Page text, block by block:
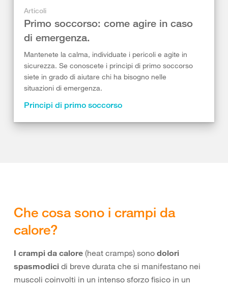
Articoli
Primo soccorso: come agire in caso
di emergenza.
Mantenete la calma, individuate i pericoli e agite in
sicurezza. Se conoscete i principi di primo soccorso
siete in grado di aiutare chi ha bisogno nelle
situazioni di emergenza.
Principi di primo soccorso
Che cosa sono i crampi da
calore?
I crampi da calore (heat cramps) sono dolori
spasmodici di breve durata che si manifestano nei
muscoli coinvolti in un intenso sforzo fisico in un